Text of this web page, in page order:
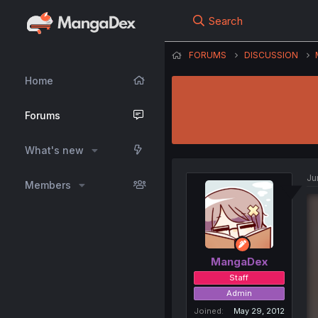
Home
Forums
What's new
Members
Search
FORUMS DISCUSSION
MangaDex
Staff
Admin
Joined
May 29, 2012